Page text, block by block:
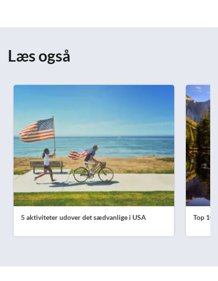
Læs også
5 aktiviteter udover det sædvanlige i USA Top 10